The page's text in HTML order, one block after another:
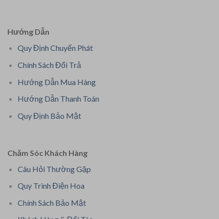
Hướng Dẫn
Quy Định Chuyển Phát
Chính Sách Đổi Trả
Hướng Dẫn Mua Hàng
Hướng Dẫn Thanh Toán
Quy Định Bảo Mật
Chăm Sóc Khách Hàng
Câu Hỏi Thường Gặp
Quy Trình Điện Hoa
Chính Sách Bảo Mật